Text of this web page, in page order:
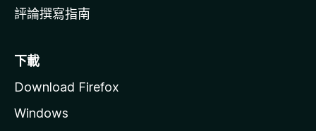
評論撰寫指南
下載
Download Firefox
Windows